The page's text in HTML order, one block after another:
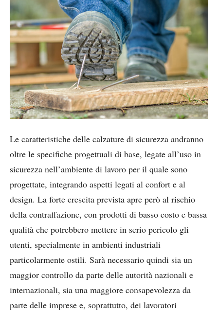
Le caratteristiche delle calzature di sicurezza andranno
oltre le specifiche progettuali di base, legate all’uso in
sicurezza nell’ambiente di lavoro per il quale sono
progettate, integrando aspetti legati al confort e al
design. La forte crescita prevista apre però al rischio
della contraffazione, con prodotti di basso costo e bassa
qualità che potrebbero mettere in serio pericolo gli
utenti, specialmente in ambienti industriali
particolarmente ostili. Sarà necessario quindi sia un
maggior controllo da parte delle autorità nazionali e
internazionali, sia una maggiore consapevolezza da
parte delle imprese e, soprattutto, dei lavoratori